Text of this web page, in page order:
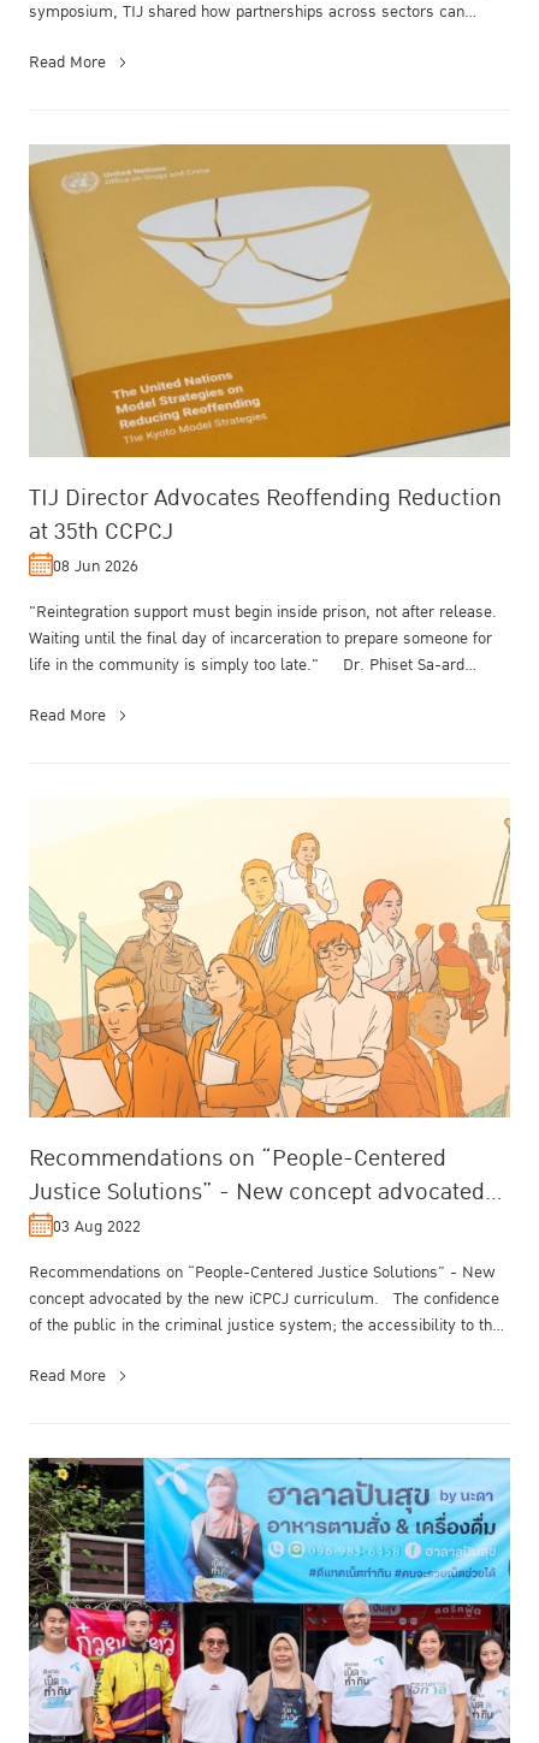
symposium, TIJ shared how partnerships across sectors can
Read More
TIJ Director Advocates Reoffending Reduction
at 35th CCPCJ
08 Jun 2026
"Reintegration support must begin inside prison, not after release.
Waiting until the final day of incarceration to prepare someone for
life in the community is simply too late." Dr. Phiset Sa-ard...
Read More
Recommendations on “People-Centered
Justice Solutions” - New concept advocated
by the new iCPCJ curriculum.
03 Aug 2022
Recommendations on “People-Centered Justice Solutions” - New
concept advocated by the new iCPCJ curriculum. The confidence
of the public in the criminal justice system; the accessibility to the
Read More